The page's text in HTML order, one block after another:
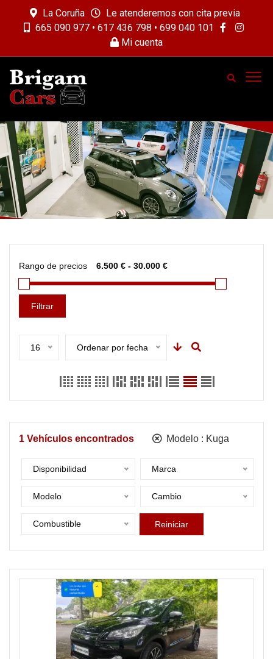
La Coruña
Le atenderemos con cita previa
665 090 977 • 617 436 798 • 699 040 101
Mi cuenta
Rango de precios
Filtrar
16 Ordenar por fecha
1 Vehículos encontrados Modelo : Kuga
Disponibilidad Marca
Modelo Cambio
Combustible Reiniciar
DISPONIBLE